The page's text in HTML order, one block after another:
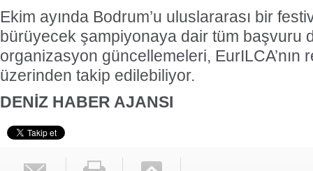
Ekim ayında Bodrum’u uluslararası bir
bürüyecek şampiyonaya dair tüm başvuru
organizasyon güncellemeleri, EurILCA’nın
üzerinden takip edilebiliyor.
DENİZ HABER AJANSI